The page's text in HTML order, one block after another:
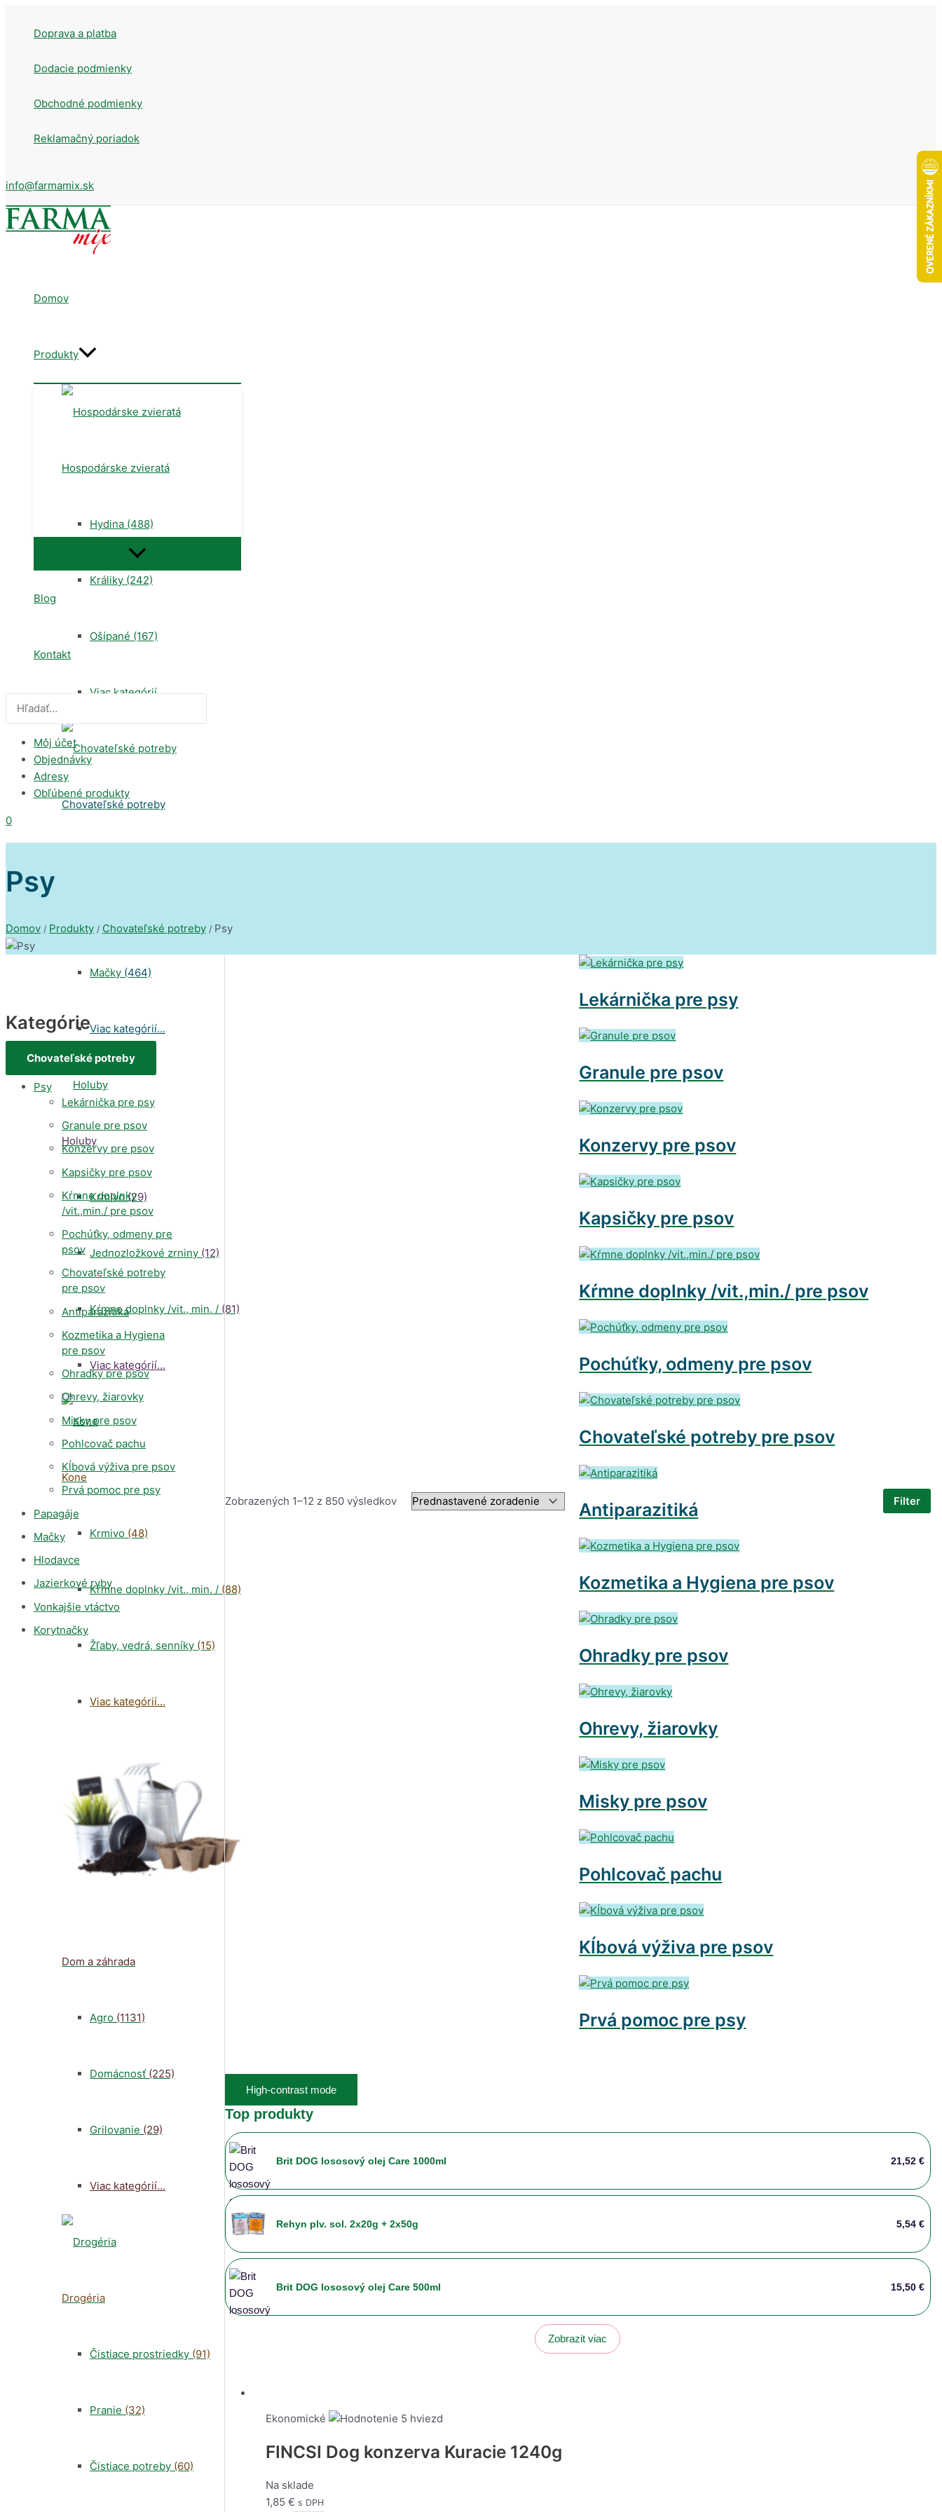
Doprava a platba
Dodacie podmienky
Obchodné podmienky
Reklamačný poriadok
info@farmamix.sk
Domov
Produkty
Hospodárske zvieratá
Hydina (488)
Králiky (242)
Ošípané (167)
Viac kategórií...
Chovateľské potreby
Mačky (464)
Viac kategórií...
Holuby
Krmivo (29)
Jednozložkové zrniny (12)
Kŕmne doplnky /vit., min. / (81)
Viac kategórií...
Kone
Krmivo (48)
Kŕmne doplnky /vit., min. / (88)
Žľaby, vedrá, senníky (15)
Viac kategórií...
Dom a záhrada
Agro (1131)
Domácnosť (225)
Grilovanie (29)
Viac kategórií...
Drogéria
Čistiace prostriedky (91)
Pranie (32)
Čistiace potreby (60)
Menu
Blog
Kontakt
Search
for:
Môj účet
Objednávky
Adresy
Obľúbené produkty
0
Psy
Domov / Produkty / Chovateľské potreby / Psy
Kategórie
Chovateľské potreby
Psy
Lekárnička pre psy
Granule pre psov
Konzervy pre psov
Kapsičky pre psov
Kŕmne doplnky
/vit.,min./ pre psov
Pochúťky, odmeny pre
psov
Chovateľské potreby
pre psov
Antiparazitiká
Kozmetika a Hygiena
pre psov
Ohradky pre psov
Ohrevy, žiarovky
Misky pre psov
Pohlcovač pachu
Kĺbová výživa pre psov
Prvá pomoc pre psy
Papagáje
Mačky
Hlodavce
Jazierkové ryby
Vonkajšie vtáctvo
Korytnačky
Zobrazených 1–12 z 850 výsledkov
Lekárnička pre psy
Granule pre psov
Konzervy pre psov
Kapsičky pre psov
Kŕmne doplnky /vit.,min./ pre psov
Pochúťky, odmeny pre psov
Chovateľské potreby pre psov
Antiparazitiká
Kozmetika a Hygiena pre psov
Ohradky pre psov
Ohrevy, žiarovky
Misky pre psov
Pohlcovač pachu
Kĺbová výživa pre psov
Prvá pomoc pre psy
Filter
High-contrast mode
Top produkty
Brit DOG lososový olej Care 1000ml 21,52 €
Rehyn plv. sol. 2x20g + 2x50g 5,54 €
Brit DOG lososový olej Care 500ml 15,50 €
Vodítko Flexi Black Design L páska 5m čierne (do 50kg)
Zobrazit viac
Ekonomické
FINCSI Dog konzerva Kuracie 1240g
Na sklade
1,85 € s DPH